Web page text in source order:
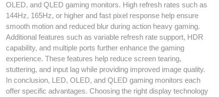
OLED, and QLED gaming monitors. High refresh rates such as
144Hz, 165Hz, or higher and fast pixel response help ensure
smooth motion and reduced blur during action heavy gaming.
Additional features such as variable refresh rate support, HDR
capability, and multiple ports further enhance the gaming
experience. These features help reduce screen tearing,
stuttering, and input lag while providing improved image quality.
In conclusion, LED, OLED, and QLED gaming monitors each
offer specific advantages. Choosing the right display technology